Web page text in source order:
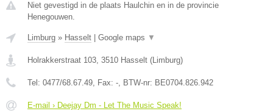
Niet gevestigd in de plaats Haulchin en in de provincie
Henegouwen.
Limburg » Hasselt Google maps ▼
Holrakkerstraat 103, 3510 Hasselt (Limburg)
Tel: 0477/68.67.49, Fax: -, BTW-nr: BE0704.826.942
E-mail › Deejay Dm - Let The Music Speak!